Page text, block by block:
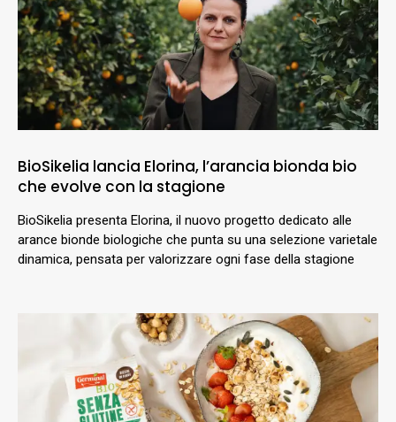
BioSikelia lancia Elorina, l’arancia bionda bio
che evolve con la stagione
BioSikelia presenta Elorina, il nuovo progetto dedicato alle
arance bionde biologiche che punta su una selezione varietale
dinamica, pensata per valorizzare ogni fase della stagione